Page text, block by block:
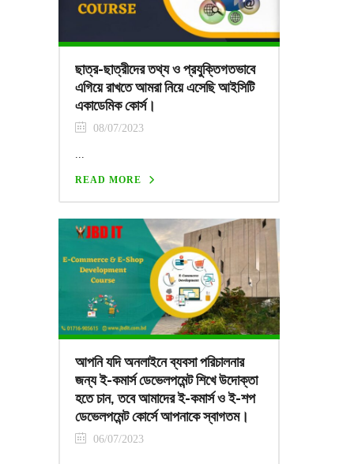
ছাত্র-ছাত্রীদের তথ্য ও প্রযুক্তিগতভাবে
এগিয়ে রাখতে আমরা নিয়ে এসেছি আইসিটি
একাডেমিক কোর্স।
08/07/2023
READ MORE
আপনি যদি অনলাইনে ব্যবসা পরিচালনার
জন্য ই-কমার্স ডেভেলপমেন্ট শিখে উদোক্তা
হতে চান, তবে আমাদের ই-কমার্স ও ই-শপ
ডেভেলপমেন্ট কোর্সে আপনাকে স্বাগতম।
06/07/2023